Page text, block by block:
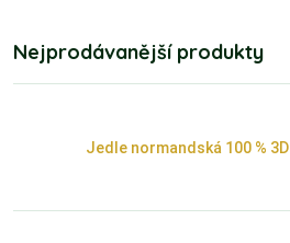
Nejprodávanější produkty
Jedle normandská 100 % 3D